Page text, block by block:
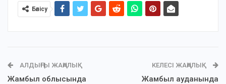
Бөлісу
АЛДЫҢҒЫ ЖАҢАЛЫҚ
Жамбыл облысында
КЕЛЕСІ ЖАҢАЛЫҚ
Жамбыл ауданында